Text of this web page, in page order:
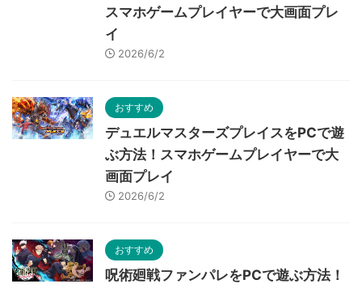
スマホゲームプレイヤーで大画面プレ
イ
2026/6/2
おすすめ
デュエルマスターズプレイスをPCで遊
ぶ方法！スマホゲームプレイヤーで大
画面プレイ
2026/6/2
おすすめ
呪術廻戦ファンパレをPCで遊ぶ方法！